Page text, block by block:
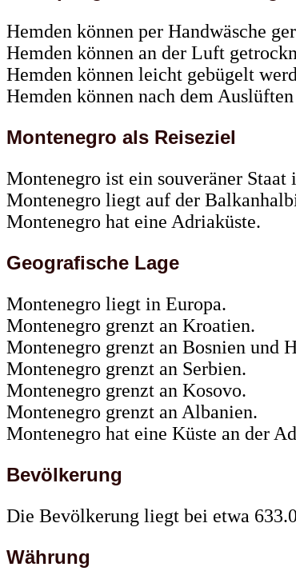
Hemden können per Handwäsche
Hemden können an der Luft
Hemden können leicht gebügelt
Hemden können nach dem
Montenegro als Reiseziel
Montenegro ist ein souveräner Staat
Montenegro liegt auf der
Montenegro hat eine Adriaküste.
Geografische Lage
Montenegro liegt in Europa.
Montenegro grenzt an Kroatien.
Montenegro grenzt an Bosnien und
Montenegro grenzt an Serbien.
Montenegro grenzt an Kosovo.
Montenegro grenzt an Albanien.
Montenegro hat eine Küste an der
Bevölkerung
Die Bevölkerung liegt bei etwa
Währung